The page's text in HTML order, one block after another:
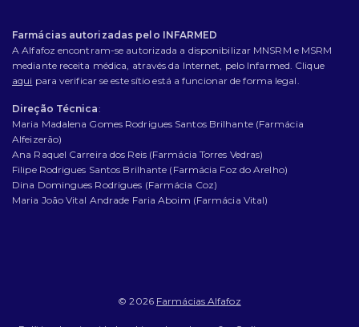
Farmácias autorizadas pelo INFARMED
A Alfafoz encontram-se autorizada a disponibilizar MNSRM e MSRM
mediante receita médica, através da Internet, pelo Infarmed. Clique
aqui para verificar se este sítio está a funcionar de forma legal.
Direção Técnica:
Maria Madalena Gomes Rodrigues Santos Brilhante (Farmácia
Alfeizerão)
Ana Raquel Carreira dos Reis (Farmácia Torres Vedras)
Filipe Rodrigues Santos Brilhante (Farmácia Foz do Arelho)
Dina Domingues Rodrigues (Farmácia Coz)
Maria João Vital Andrade Faria Aboim (Farmácia Vital)
© 2026 Farmácias Alfafoz